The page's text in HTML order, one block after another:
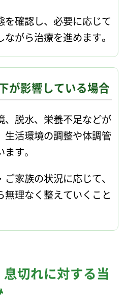
を確認し、必要に応じて
がら治療を進めます。
が影響している場合
、脱水、栄養不足などが
生活環境の調整や体調管
す。
家族の状況に応じて、
無理なく整えていくこと
切れに対する当